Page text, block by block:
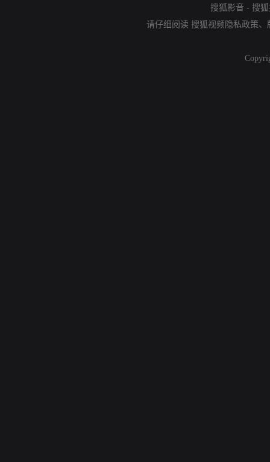
搜狐影音 - 搜
请仔细阅读 搜狐视频隐私政策、